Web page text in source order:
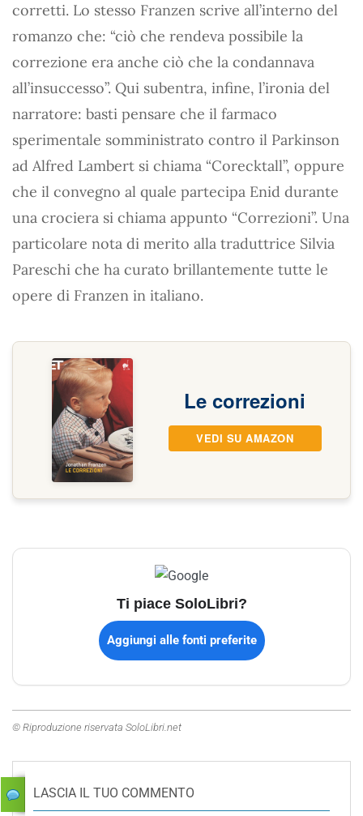
corretti. Lo stesso Franzen scrive all’interno del
romanzo che: “ciò che rendeva possibile la
correzione era anche ciò che la condannava
all’insuccesso”. Qui subentra, infine, l’ironia del
narratore: basti pensare che il farmaco
sperimentale somministrato contro il Parkinson
ad Alfred Lambert si chiama “Corecktall”, oppure
che il convegno al quale partecipa Enid durante
una crociera si chiama appunto “Correzioni”. Una
particolare nota di merito alla traduttrice Silvia
Pareschi che ha curato brillantemente tutte le
opere di Franzen in italiano.
Le correzioni
VEDI SU AMAZON
Ti piace SoloLibri?
Aggiungi alle fonti preferite
© Riproduzione riservata SoloLibri.net
LASCIA IL TUO COMMENTO